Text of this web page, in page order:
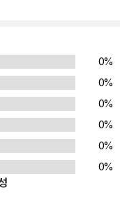
0%
0%
0%
0%
0%
0%